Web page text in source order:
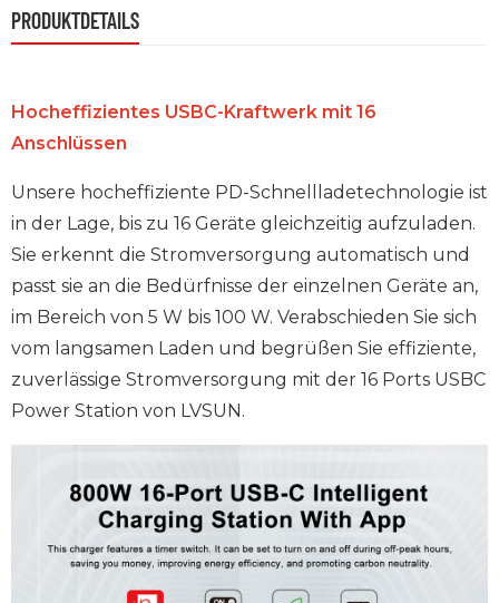
PRODUKTDETAILS
Hocheffizientes USBC-Kraftwerk mit 16
Anschlüssen
Unsere hocheffiziente PD-Schnellladetechnologie ist
in der Lage, bis zu 16 Geräte gleichzeitig aufzuladen.
Sie erkennt die Stromversorgung automatisch und
passt sie an die Bedürfnisse der einzelnen Geräte an,
im Bereich von 5 W bis 100 W. Verabschieden Sie sich
vom langsamen Laden und begrüßen Sie effiziente,
zuverlässige Stromversorgung mit der 16 Ports USBC
Power Station von LVSUN.